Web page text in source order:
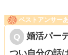
ベストアンサー
婚活パー